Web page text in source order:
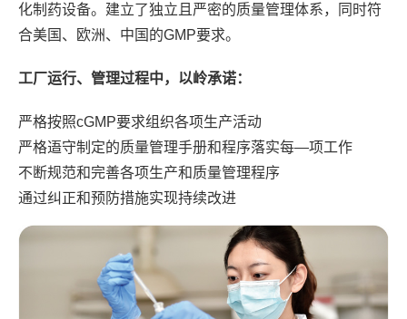
化制药设备。建立了独立且严密的质量管理体系，同时符
合美国、欧洲、中国的GMP要求。
工厂运行、管理过程中，以岭承诺：
严格按照cGMP要求组织各项生产活动
严格逜守制定的质量管理手册和程序落实每—项工作
不断规范和完善各项生产和质量管理程序
通过纠正和预防措施实现持续改进